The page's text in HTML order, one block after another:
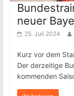
neuer
25. Juli 2024
Kurz vor dem
Der derzeitige
kommenden